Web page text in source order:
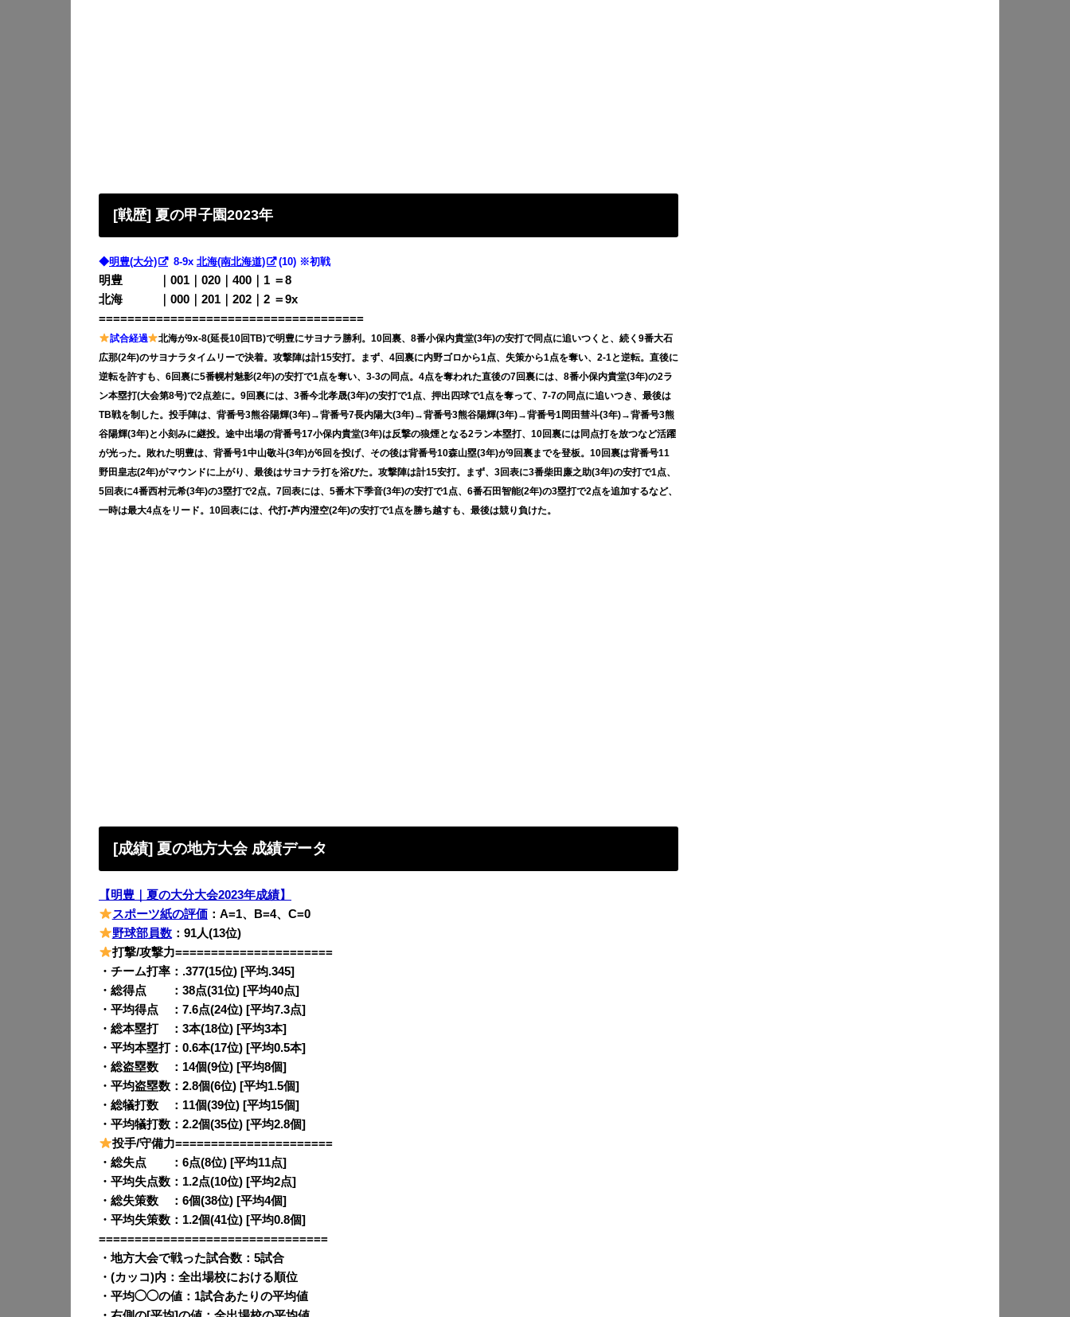
[戦歴] 夏の甲子園2023年
◆明豊(大分) 8-9x 北海(南北海道) (10) ※初戦
明豊 ｜001｜020｜400｜1 ＝8
北海 ｜000｜201｜202｜2 ＝9x
=====================================
試合経過
北海が9x-8(延長10回TB)で明豊にサヨナラ勝利。10回裏、8番小保内貴堂(3年)の安打で同点に追いつくと、続く9番大石
広那(2年)のサヨナラタイムリーで決着。攻撃陣は計15安打。まず、4回裏に内野ゴロから1点、失策から1点を奪い、2-1と逆転。直後に
逆転を許すも、6回裏に5番幌村魅影(2年)の安打で1点を奪い、3-3の同点。4点を奪われた直後の7回裏には、8番小保内貴堂(3年)の2ラ
ン本塁打(大会第8号)で2点差に。9回裏には、3番今北孝晟(3年)の安打で1点、押出四球で1点を奪って、7-7の同点に追いつき、最後は
TB戦を制した。投手陣は、背番号3熊谷陽輝(3年)→背番号7長内陽大(3年)→背番号3熊谷陽輝(3年)→背番号1岡田彗斗(3年)→背番号3熊
谷陽輝(3年)と小刻みに継投。途中出場の背番号17小保内貴堂(3年)は反撃の狼煙となる2ラン本塁打、10回裏には同点打を放つなど活躍
が光った。敗れた明豊は、背番号1中山敬斗(3年)が6回を投げ、その後は背番号10森山塁(3年)が9回裏までを登板。10回裏は背番号11
野田皇志(2年)がマウンドに上がり、最後はサヨナラ打を浴びた。攻撃陣は計15安打。まず、 3回表に3番柴田廉之助(3年)の安打で1点、
5回表に4番西村元希(3年)の3塁打で2点。7回表には、5番木下季音(3年)の安打で1点、6番石田智能(2年)の3塁打で2点を追加するなど、
一時は最大4点をリード。10回表には、代打•芦内澄空(2年)の安打で1点を勝ち越すも、最後は競り負けた。
[成績] 夏の地方大会 成績データ
【明豊｜夏の大分大会2023年成績】
スポーツ紙の評価：A=1、B=4、C=0
野球部員数：91人(13位)
打撃/攻撃力======================
・チーム打率：.377(15位) [平均.345]
・総得点 ：38点(31位) [平均40点]
・平均得点 ：7.6点(24位) [平均7.3点]
・総本塁打 ：3本(18位) [平均3本]
・平均本塁打：0.6本(17位) [平均0.5本]
・総盗塁数 ：14個(9位) [平均8個]
・平均盗塁数：2.8個(6位) [平均1.5個]
・総犠打数 ：11個(39位) [平均15個]
・平均犠打数：2.2個(35位) [平均2.8個]
投手/守備力======================
・総失点 ：6点(8位) [平均11点]
・平均失点数：1.2点(10位) [平均2点]
・総失策数 ：6個(38位) [平均4個]
・平均失策数：1.2個(41位) [平均0.8個]
================================
・地方大会で戦った試合数：5試合
・(カッコ)内：全出場校における順位
・平均◯◯の値：1試合あたりの平均値